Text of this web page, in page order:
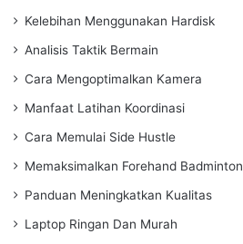
Kelebihan Menggunakan Hardisk
Analisis Taktik Bermain
Cara Mengoptimalkan Kamera
Manfaat Latihan Koordinasi
Cara Memulai Side Hustle
Memaksimalkan Forehand Badminton
Panduan Meningkatkan Kualitas
Laptop Ringan Dan Murah